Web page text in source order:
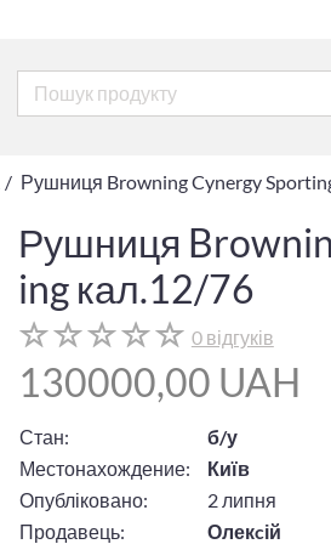
Рушниця Browning Cynergy
Рушниця
ing кал.12/76
0 відгуків
130000,00 UAH
Стан:
б/у
Местонахождение:
Київ
Опубліковано:
2 липня
Продавець:
Олекcій